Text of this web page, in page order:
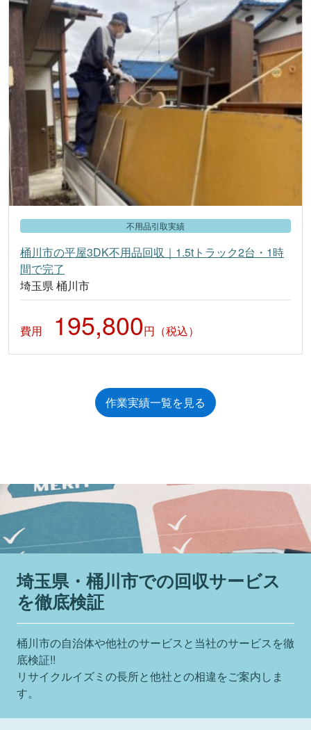
不用品引取実績
桶川市の平屋3DK不用品回収｜1.5tトラック2台・1時
間で完了
埼玉県 桶川市
費用 195,800円（税込）
作業実績一覧を見る
埼玉県・桶川市での回収サービス
を徹底検証
桶川市の自治体や他社のサービスと当社のサービスを徹
底検証!!
リサイクルイズミの長所と他社との相違をご案内しま
す。